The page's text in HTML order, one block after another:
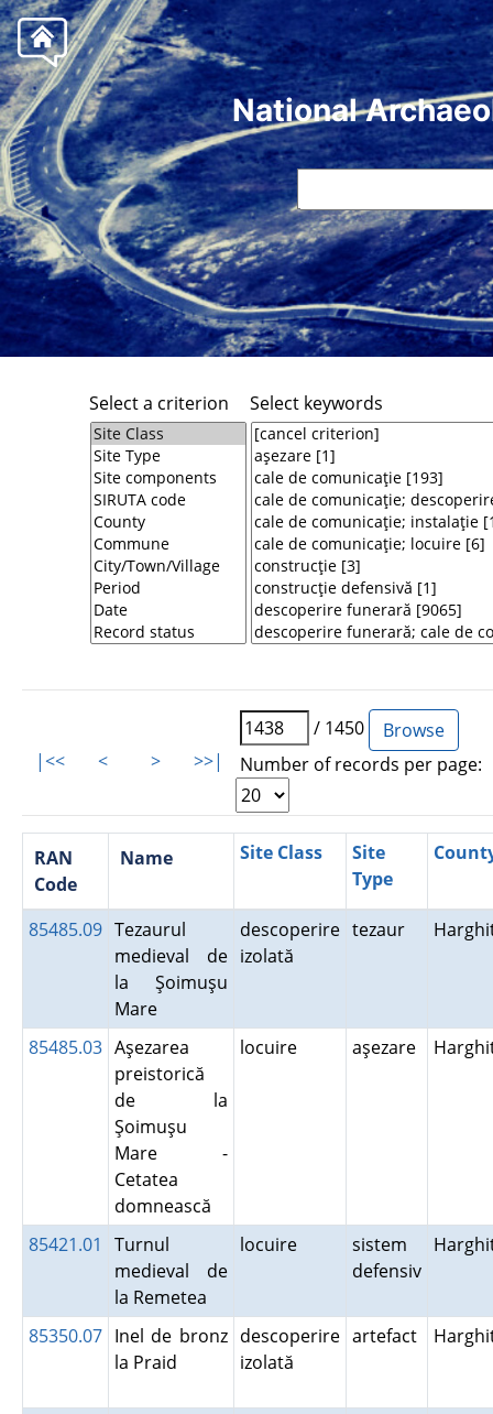
National
Select a criterion Select keywords
|<< < > >>|
/ 1450
Number of records per page:
RAN
Code
Name Site Class
Site
Type
85485.09 Tezaurul
medieval de
la Şoimuşu
Mare
descoperire
izolată
tezaur
85485.03 Aşezarea
preistorică
de la
Şoimuşu
Mare -
Cetatea
domnească
locuire aşezare
85421.01
Turnul
medieval de
la Remetea
locuire
sistem
defensiv
85350.07 Inel de bronz
la Praid
descoperire
izolată
artefact